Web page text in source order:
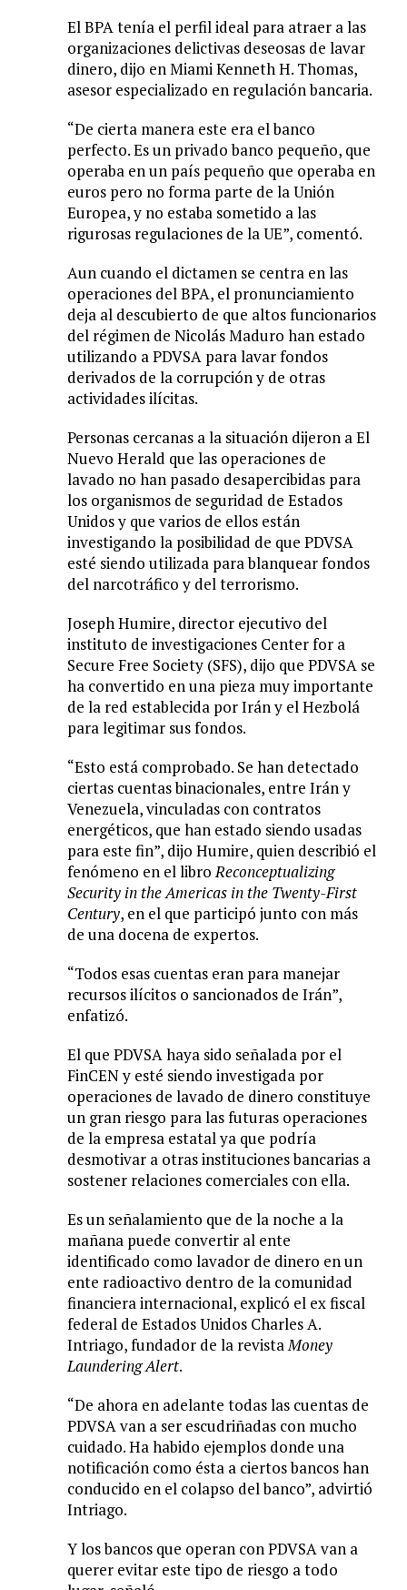
El BPA tenía el perfil ideal para atraer a las
organizaciones delictivas deseosas de lavar
dinero, dijo en Miami Kenneth H. Thomas,
asesor especializado en regulación bancaria.
“De cierta manera este era el banco
perfecto. Es un privado banco pequeño, que
operaba en un país pequeño que operaba en
euros pero no forma parte de la Unión
Europea, y no estaba sometido a las
rigurosas regulaciones de la UE”, comentó.
Aun cuando el dictamen se centra en las
operaciones del BPA, el pronunciamiento
deja al descubierto de que altos funcionarios
del régimen de Nicolás Maduro han estado
utilizando a PDVSA para lavar fondos
derivados de la corrupción y de otras
actividades ilícitas.
Personas cercanas a la situación dijeron a El
Nuevo Herald que las operaciones de
lavado no han pasado desapercibidas para
los organismos de seguridad de Estados
Unidos y que varios de ellos están
investigando la posibilidad de que PDVSA
esté siendo utilizada para blanquear fondos
del narcotráfico y del terrorismo.
Joseph Humire, director ejecutivo del
instituto de investigaciones Center for a
Secure Free Society (SFS), dijo que PDVSA se
ha convertido en una pieza muy importante
de la red establecida por Irán y el Hezbolá
para legitimar sus fondos.
“Esto está comprobado. Se han detectado
ciertas cuentas binacionales, entre Irán y
Venezuela, vinculadas con contratos
energéticos, que han estado siendo usadas
para este fin”, dijo Humire, quien describió el
fenómeno en el libroReconceptualizing
Security in the Americas in the Twenty-First
Century, en el que participó junto con más
de una docena de expertos.
“Todos esas cuentas eran para manejar
recursos ilícitos o sancionados de Irán”,
enfatizó.
El que PDVSA haya sido señalada por el
FinCEN y esté siendo investigada por
operaciones de lavado de dinero constituye
un gran riesgo para las futuras operaciones
de la empresa estatal ya que podría
desmotivar a otras instituciones bancarias a
sostener relaciones comerciales con ella.
Es un señalamiento que de la noche a la
mañana puede convertir al ente
identificado como lavador de dinero en un
ente radioactivo dentro de la comunidad
financiera internacional, explicó el ex fiscal
federal de Estados Unidos Charles A.
Intriago, fundador de la revistaMoney
Laundering Alert.
“De ahora en adelante todas las cuentas de
PDVSA van a ser escudriñadas con mucho
cuidado. Ha habido ejemplos donde una
notificación como ésta a ciertos bancos han
conducido en el colapso del banco”, advirtió
Intriago.
Y los bancos que operan con PDVSA van a
querer evitar este tipo de riesgo a todo